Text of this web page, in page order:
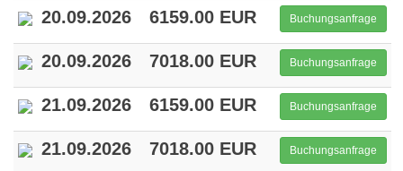
20.09.2026 6159.00 EUR Buchungsanfrage
20.09.2026 7018.00 EUR Buchungsanfrage
21.09.2026 6159.00 EUR Buchungsanfrage
21.09.2026 7018.00 EUR Buchungsanfrage